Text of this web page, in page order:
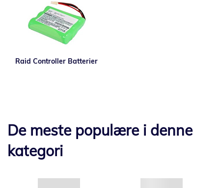
Raid Controller Batterier
De meste populære i denne
kategori